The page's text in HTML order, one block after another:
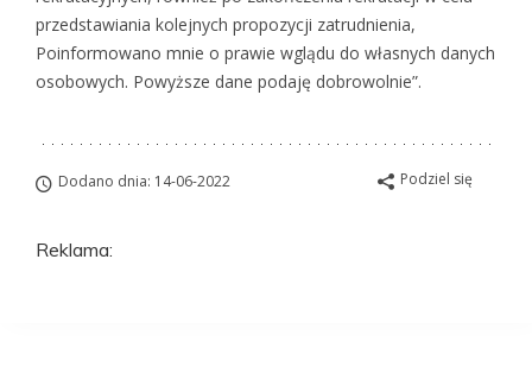
przedstawiania kolejnych propozycji zatrudnienia,
Poinformowano mnie o prawie wglądu do własnych danych
osobowych. Powyższe dane podaję dobrowolnie”.
Dodano dnia: 14-06-2022 Podziel się
Reklama: